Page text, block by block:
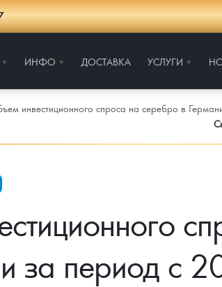
ИНФО ДОСТАВКА УСЛУГИ
инвестиционного спроса на серебро в
за период с